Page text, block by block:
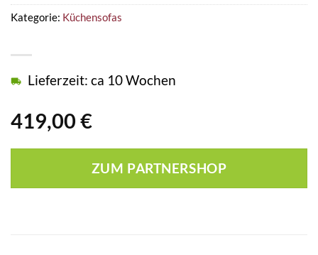
419,00 €
Lieferzeit: ca 10 Wochen
ZUM PARTNERSHOP
Kategorie: Küchensofas